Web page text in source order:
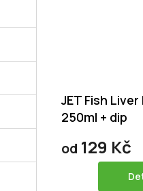
JET Fish
250ml + dip
od 129 Kč